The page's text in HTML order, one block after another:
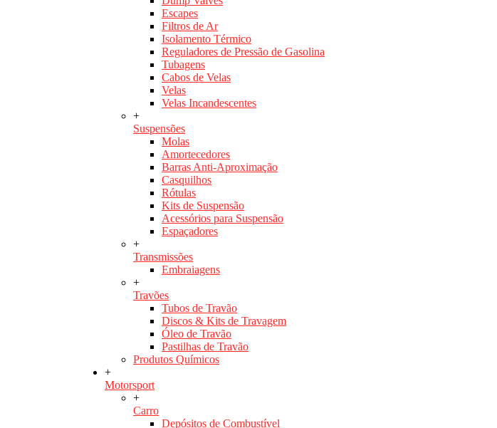
Escapes
Filtros de Ar
Isolamento Térmico
Reguladores de Pressão de Gasolina
Tubagens
Cabos de Velas
Velas
Velas Incandescentes
+
Suspensões
Molas
Amortecedores
Barras Anti-Aproximação
Casquilhos
Rótulas
Kits de Suspensão
Acessórios para Suspensão
Espaçadores
+
Transmissões
Embraiagens
+
Travões
Tubos de Travão
Discos & Kits de Travagem
Óleo de Travão
Pastilhas de Travão
Produtos Químicos
+
Motorsport
+
Carro
Depósitos de Combustível